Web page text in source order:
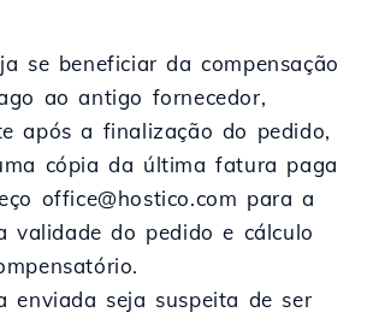
se beneficiar da compensação
ao antigo fornecedor,
após a finalização do pedido,
cópia da última fatura paga
office@hostico.com para a
validade do pedido e cálculo
enviada seja suspeita de ser